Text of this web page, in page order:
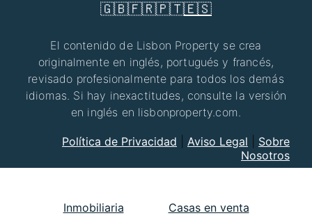
🇬🇧🇫🇷🇵🇹🇪🇸
El contenido de Lisbon Property se crea
originalmente en inglés, portugués y francés,
revisado profesionalmente para todos los demás
idiomas. Si hay inexactitudes, consulte la versión
en inglés en lisbonproperty.com.
Política de Privacidad Aviso Legal
Sobre
Nosotros
Inmobiliaria Casas en venta